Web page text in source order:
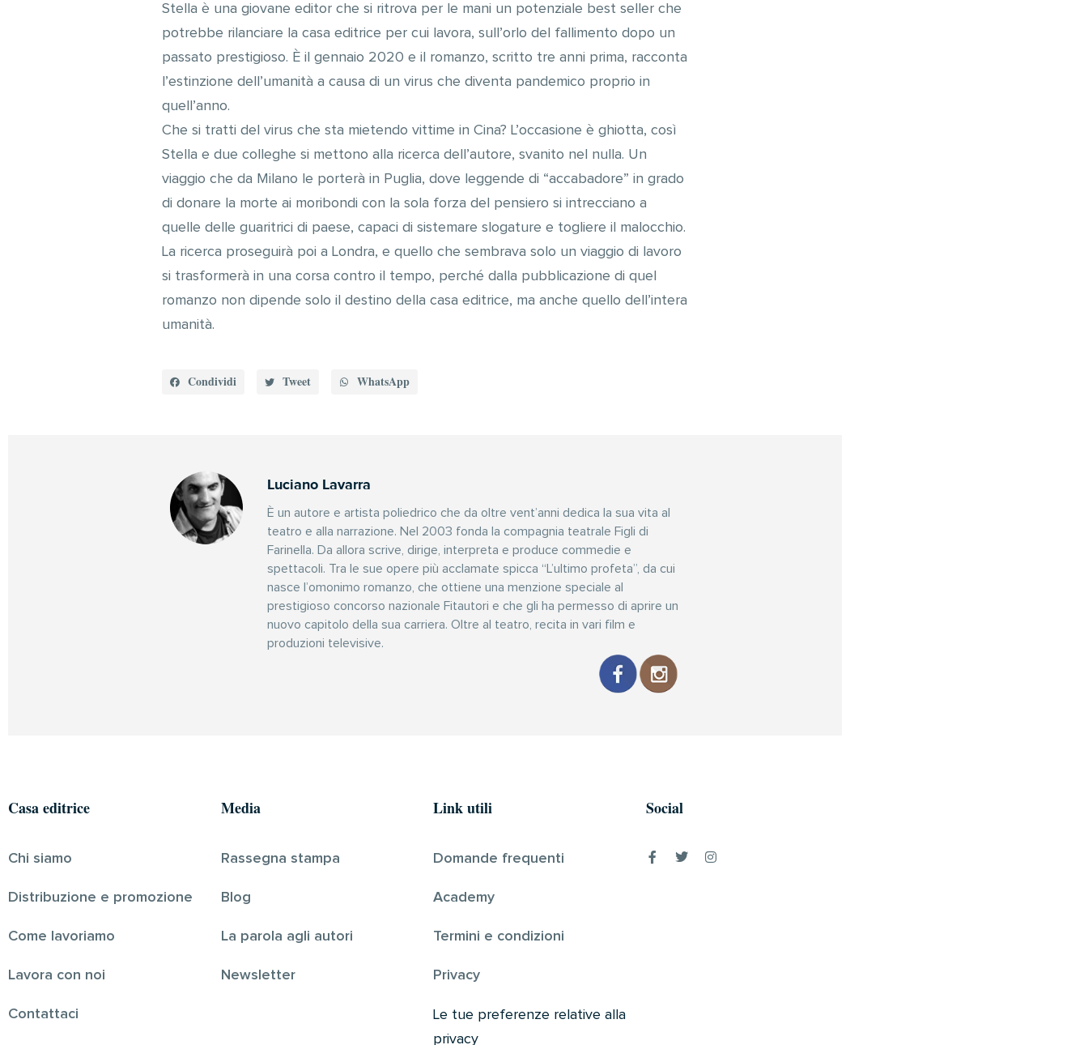
Stella è una giovane editor che si ritrova per le mani un potenziale best seller che
potrebbe rilanciare la casa editrice per cui lavora, sull’orlo del fallimento dopo un
passato prestigioso. È il gennaio 2020 e il romanzo, scritto tre anni prima, racconta
l’estinzione dell’umanità a causa di un virus che diventa pandemico proprio in
quell’anno.
Che si tratti del virus che sta mietendo vittime in Cina? L’occasione è ghiotta, così
Stella e due colleghe si mettono alla ricerca dell’autore, svanito nel nulla. Un
viaggio che da Milano le porterà in Puglia, dove leggende di “accabadore” in grado
di donare la morte ai moribondi con la sola forza del pensiero si intrecciano a
quelle delle guaritrici di paese, capaci di sistemare slogature e togliere il malocchio.
La ricerca proseguirà poi a Londra, e quello che sembrava solo un viaggio di lavoro
si trasformerà in una corsa contro il tempo, perché dalla pubblicazione di quel
romanzo non dipende solo il destino della casa editrice, ma anche quello dell’intera
umanità.
Condividi Tweet WhatsApp
Luciano Lavarra
È un autore e artista poliedrico che da oltre vent’anni dedica la sua vita al
teatro e alla narrazione. Nel 2003 fonda la compagnia teatrale Figli di
Farinella. Da allora scrive, dirige, interpreta e produce commedie e
spettacoli. Tra le sue opere più acclamate spicca “L’ultimo profeta”, da cui
nasce l’omonimo romanzo, che ottiene una menzione speciale al
prestigioso concorso nazionale Fitautori e che gli ha permesso di aprire un
nuovo capitolo della sua carriera. Oltre al teatro, recita in vari film e
produzioni televisive.
Casa editrice
Chi siamo
Distribuzione e promozione
Come lavoriamo
Lavora con noi
Contattaci
Media
Rassegna stampa
Blog
La parola agli autori
Newsletter
Link utili
Domande frequenti
Academy
Termini e condizioni
Privacy
Le tue preferenze relative alla
privacy
Social